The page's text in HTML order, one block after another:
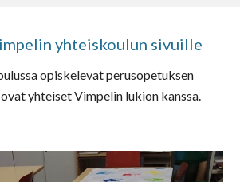
yhteiskoulun sivuille
opiskelevat perusopetuksen
yhteiset Vimpelin lukion kanssa.